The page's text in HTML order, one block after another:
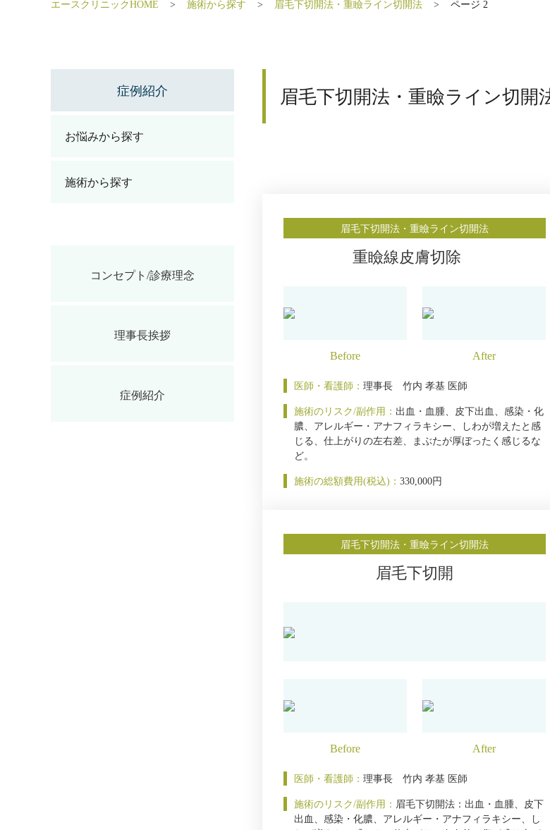
エースクリニックHOME 施術から探す 眉毛下切開法・重瞼ライン切開法 ページ 2
症例紹介
お悩みから探す
施術から探す
コンセプト/診療理念
理事長挨拶
症例紹介
眉毛下切開法・重瞼ライン切開
眉毛下切開法・重瞼ライン切開法
重瞼線皮膚切除
医師・看護師： 理事長 竹内 孝基 医師
施術のリスク/副作用： 出血・血腫、皮下出血、感染・化
膿、アレルギー・アナフィラキシー、しわが増えたと感
じる、仕上がりの左右差、まぶたが厚ぼったく感じるな
ど。
施術の総額費用(税込)： 330,000円
眉毛下切開法・重瞼ライン切開法
眉毛下切開
医師・看護師： 理事長 竹内 孝基 医師
施術のリスク/副作用： 眉毛下切開法：出血・血腫、皮下
出血、感染・化膿、アレルギー・アナフィラキシー、し